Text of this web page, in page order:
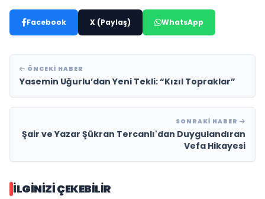
Facebook X (Paylaş) WhatsApp
ÖNCEKI HABER
Yasemin Uğurlu’dan Yeni Tekli: “Kızıl Topraklar”
SONRAKI HABER
Şair ve Yazar Şükran Tercanlı'dan Duygulandıran
Vefa Hikayesi
İLGINIZI ÇEKEBILIR